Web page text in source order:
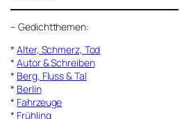
–Gedichtthemen:
*Alter, Schmerz, Tod
*Autor & Schreiben
* Berg, Fluss & Tal
* Berlin
* Fahrzeuge
* Frühling